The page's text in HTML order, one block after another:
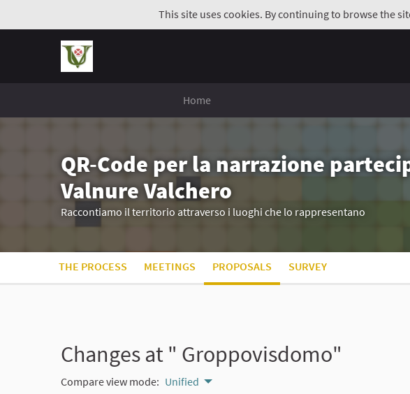
This site uses cookies. By continuing to browse the
Home
QR-Code per la narrazione
Valnure Valchero
Raccontiamo il territorio attraverso i luoghi che lo rappresentano
THE PROCESS MEETINGS PROPOSALS SURVEY
Changes at " Groppovisdomo"
Compare view mode: Unified